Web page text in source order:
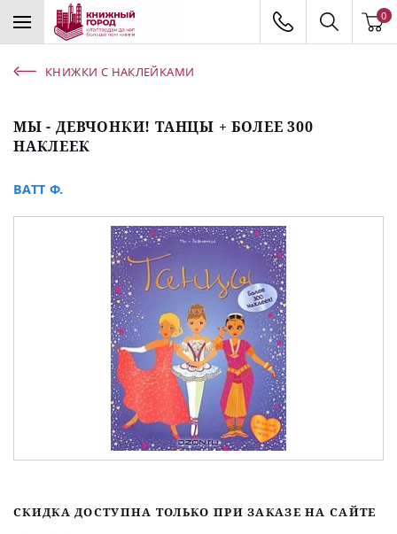
0
КНИЖКИ С НАКЛЕЙКАМИ
МЫ - ДЕВЧОНКИ! ТАНЦЫ + БОЛЕЕ 300
НАКЛЕЕК
ВАТТ Ф.
СКИДКА ДОСТУПНА ТОЛЬКО ПРИ ЗАКАЗЕ НА САЙТЕ